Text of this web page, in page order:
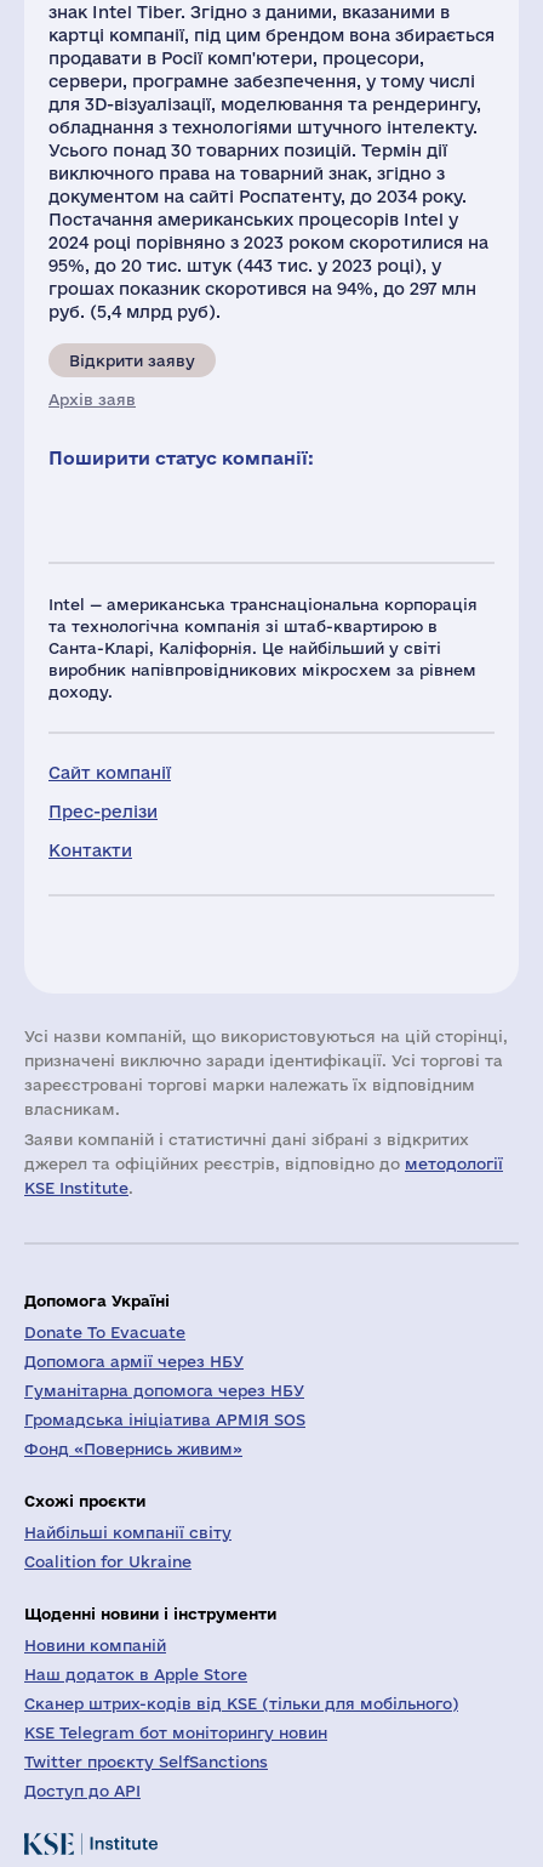
Intel — американська транснаціональна корпорація
та технологічна компанія зі штаб-квартирою в
Санта-Кларі, Каліфорнія. Це найбільший у світі
виробник напівпровідникових мікросхем за рівнем
доходу.
Сайт компанії
Прес-релізи
Контакти
знак Intel Tiber. Згідно з даними, вказаними в
картці компанії, під цим брендом вона збирається
продавати в Росії комп'ютери, процесори,
сервери, програмне забезпечення, у тому числі
для 3D-візуалізації, моделювання та рендерингу,
обладнання з технологіями штучного інтелекту.
Усього понад 30 товарних позицій. Термін дії
виключного права на товарний знак, згідно з
документом на сайті Роспатенту, до 2034 року.
Постачання американських процесорів Intel у
2024 році порівняно з 2023 роком скоротилися на
95%, до 20 тис. штук (443 тис. у 2023 році), у
грошах показник скоротився на 94%, до 297 млн ​​
руб. (5,4 млрд руб).
Відкрити заяву
Архів заяв
Поширити статус компанії:
Усі назви компаній, що використовуються на цій сторінці,
призначені виключно заради ідентифікації. Усі торгові та
зареєстровані торгові марки належать їх відповідним
власникам.
Заяви компаній i статистичні дані зібрані з відкритих
джерел та офіційних реєстрів, відповідно до методології
KSE Institute.
Допомога Україні
Donate To Evacuate
Допомога армії через НБУ
Гуманітарна допомога через НБУ
Громадська ініціатива АРМІЯ SOS
Фонд «Повернись живим»
Схожі проєкти
Найбільші компанії світу
Coalition for Ukraine
Щоденні новини і інструменти
Новини компаній
Наш додаток в Apple Store
Сканер штрих-кодів від KSE (тільки для мобільного)
KSE Telegram бот моніторингу новин
Twitter проєкту SelfSanctions
Доступ до API